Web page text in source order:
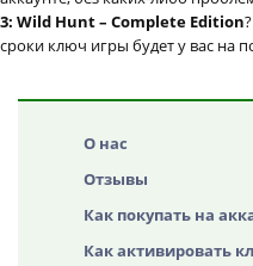
3: Wild Hunt – Complete Edition
сроки ключ игры будет у вас на
О нас
Отзывы
Как покупать на
Как активировать